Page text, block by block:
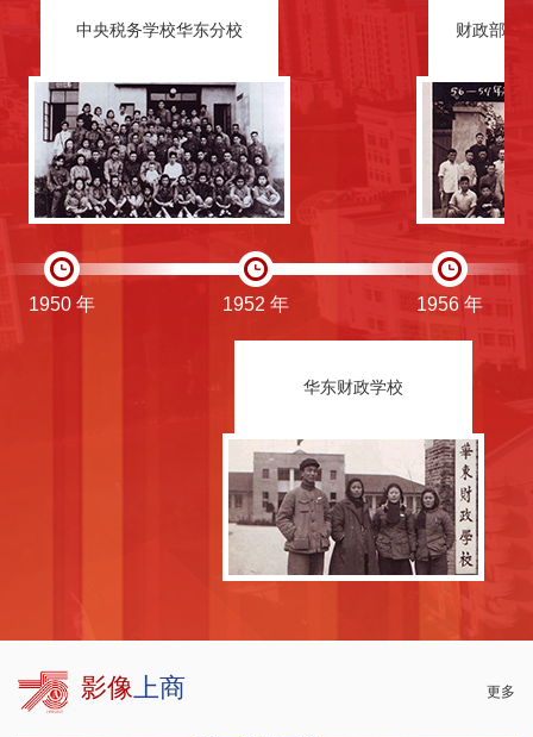
中央税务学校华东分校
1950 年
华东财政学校
1952 年
财政部上
1956 年
影像 上商 更多